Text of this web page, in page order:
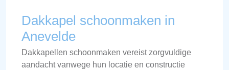
Dakkapel schoonmaken in
Anevelde
Dakkapellen schoonmaken vereist zorgvuldige
aandacht vanwege hun locatie en constructie